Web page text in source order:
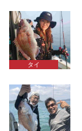
タイ